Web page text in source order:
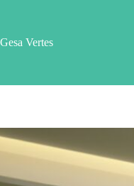
Gesa Vertes